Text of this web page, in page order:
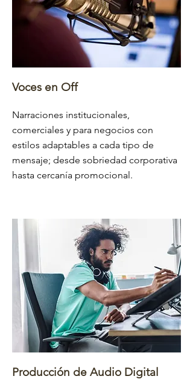
Voces en Off
Narraciones institucionales,
comerciales y para negocios con
estilos adaptables a cada tipo de
mensaje; desde sobriedad corporativa
hasta cercanía promocional.
Producción de Audio Digital